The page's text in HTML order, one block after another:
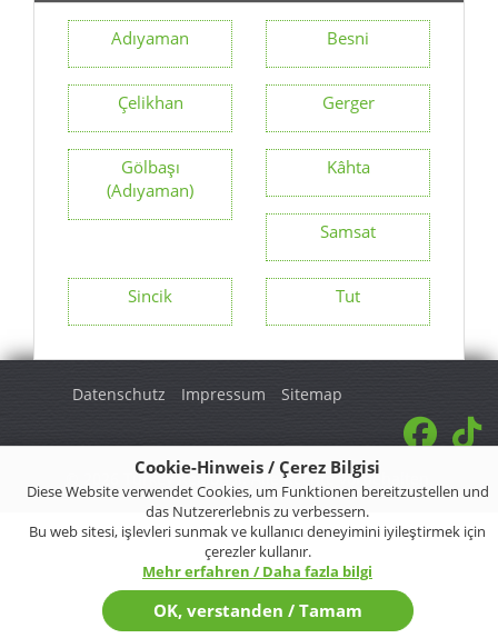
Cookie-Hinweis / Çerez Bilgisi
Diese Website verwendet Cookies, um Funktionen bereitzustellen und
das Nutzererlebnis zu verbessern.
Bu web sitesi, işlevleri sunmak ve kullanıcı deneyimini iyileştirmek için
çerezler kullanır.
Mehr erfahren / Daha fazla bilgi
OK, verstanden / Tamam
Adıyaman Besni
Çelikhan Gerger
Gölbaşı
(Adıyaman)
Kâhta
Samsat
Sincik Tut
Datenschutz Impressum Sitemap
© 2026 Turkey Regional. Alle Rechte vorbehalten.